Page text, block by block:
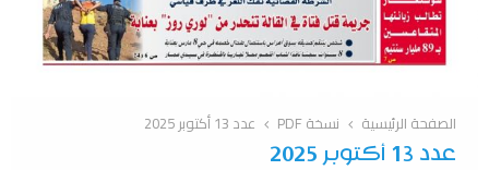
الصفحة الرئيسية نسخة PDF عدد 13 أكتوبر 2025
عدد 13 أكتوبر 2025